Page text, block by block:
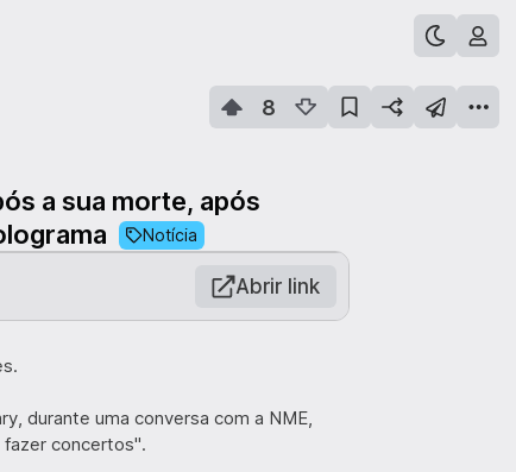
8
a sua morte, após
Notícia
Abrir link
durante uma conversa com a NME,
fazer concertos".